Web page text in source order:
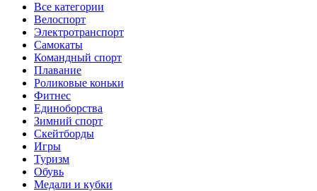
Все категории
Велоспорт
Электротранспорт
Самокаты
Командный спорт
Плавание
Роликовые коньки
Фитнес
Единоборства
Зимний спорт
Скейтборды
Игры
Туризм
Обувь
Медали и кубки